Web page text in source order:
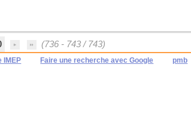
(736 - 743 / 743)
IMEP Faire une recherche avec Google pmb